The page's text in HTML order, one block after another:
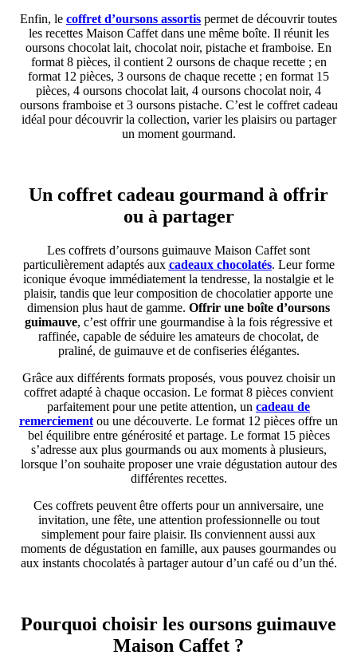
Enfin, le coffret d’oursons assortis permet de découvrir toutes
les recettes Maison Caffet dans une même boîte. Il réunit les
oursons chocolat lait, chocolat noir, pistache et framboise. En
format 8 pièces, il contient 2 oursons de chaque recette ; en
format 12 pièces, 3 oursons de chaque recette ; en format 15
pièces, 4 oursons chocolat lait, 4 oursons chocolat noir, 4
oursons framboise et 3 oursons pistache. C’est le coffret cadeau
idéal pour découvrir la collection, varier les plaisirs ou partager
un moment gourmand.
Un coffret cadeau gourmand à offrir
ou à partager
Les coffrets d’oursons guimauve Maison Caffet sont
particulièrement adaptés aux cadeaux chocolatés. Leur forme
iconique évoque immédiatement la tendresse, la nostalgie et le
plaisir, tandis que leur composition de chocolatier apporte une
dimension plus haut de gamme. Offrir une boîte d’oursons
guimauve, c’est offrir une gourmandise à la fois régressive et
raffinée, capable de séduire les amateurs de chocolat, de
praliné, de guimauve et de confiseries élégantes.
Grâce aux différents formats proposés, vous pouvez choisir un
coffret adapté à chaque occasion. Le format 8 pièces convient
parfaitement pour une petite attention, un cadeau de
remerciement ou une découverte. Le format 12 pièces offre un
bel équilibre entre générosité et partage. Le format 15 pièces
s’adresse aux plus gourmands ou aux moments à plusieurs,
lorsque l’on souhaite proposer une vraie dégustation autour des
différentes recettes.
Ces coffrets peuvent être offerts pour un anniversaire, une
invitation, une fête, une attention professionnelle ou tout
simplement pour faire plaisir. Ils conviennent aussi aux
moments de dégustation en famille, aux pauses gourmandes ou
aux instants chocolatés à partager autour d’un café ou d’un thé.
Pourquoi choisir les oursons guimauve
Maison Caffet ?